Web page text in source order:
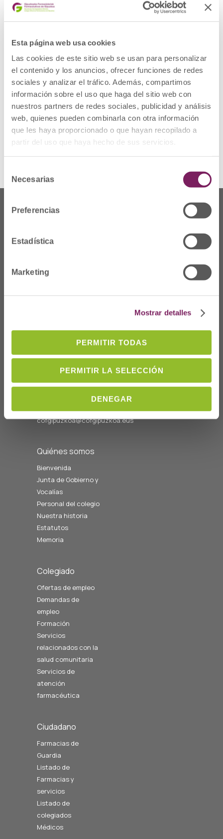
Esta página web usa cookies
Las cookies de este sitio web se usan para personalizar
el contenido y los anuncios, ofrecer funciones de redes
sociales y analizar el tráfico. Además, compartimos
información sobre el uso que haga del sitio web con
nuestros partners de redes sociales, publicidad y análisis
web, quienes pueden combinarla con otra información
que les haya proporcionado o que hayan recopilado a
partir del uso que haya hecho de sus servicios.
Necesarias
Preferencias
Estadística
Marketing
Mostrar detalles
PERMITIR TODAS
PERMITIR LA SELECCIÓN
DENEGAR
– 25% sobre el importe de la matrícula en el
Grado en Nutrición Humana y Dietética.
– 30% sobre el importe de la matrícula en el
y Dietética.
El marco de este convenio permite además
el desarrollo conjunto de actividades
formativas e investigadoras orientadas a
reforzar la conexión entre la formación
universitaria y la práctica profesional.
Para cualquier información adicional o
consulta, es posible contactar con el
Departamento de Promoción y Admisión de
la UCJC en el correo electrónico:
infosalud@ucjc.edu
20006 Donostia/San
Sebastián
Telf: 943 42 91 14
08:00 a 14:00
cofgipuzkoa@cofgipuzkoa.eus
Quiénes somos
Bienvenida
Junta de Gobierno y
Vocalías
Personal del colegio
Nuestra historia
Estatutos
Memoria
Colegiado
Ofertas de empleo
Demandas de
empleo
Formación
Servicios
relacionados con la
salud comunitaria
Servicios de
atención
farmacéutica
Ciudadano
Farmacias de
Guardia
Listado de
Farmacias y
servicios
Listado de
colegiados
Médicos